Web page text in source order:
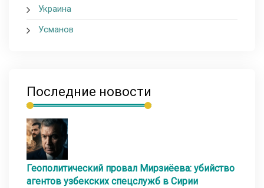
Украина
Усманов
Последние новости
Геополитический провал Мирзиёева: убийство
агентов узбекских спецслужб в Сирии